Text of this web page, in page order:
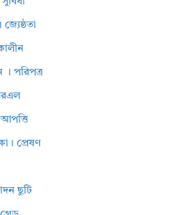
। পরিপত্র
প্রেষণ
ছুটি